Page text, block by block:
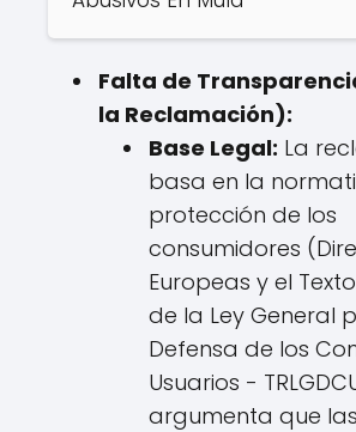
Falta de
la Reclamación):
Base Legal: La
basa en la
protección de los
consumidores
Europeas y el
de la Ley General
Defensa de los
Usuarios -
argumenta que